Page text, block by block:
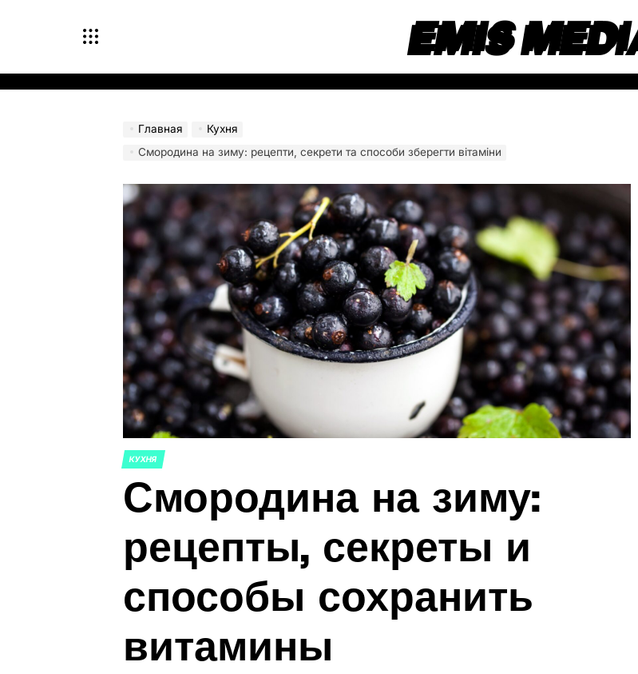
содержимому
EMIS
Главная
Кухня
Смородина на зиму: рецепти, секрети та способи зберегти вітаміни
ОПУБЛИКОВАНО
КУХНЯ
Смородина на зиму:
рецепты, секреты и
способы сохранить
витамины